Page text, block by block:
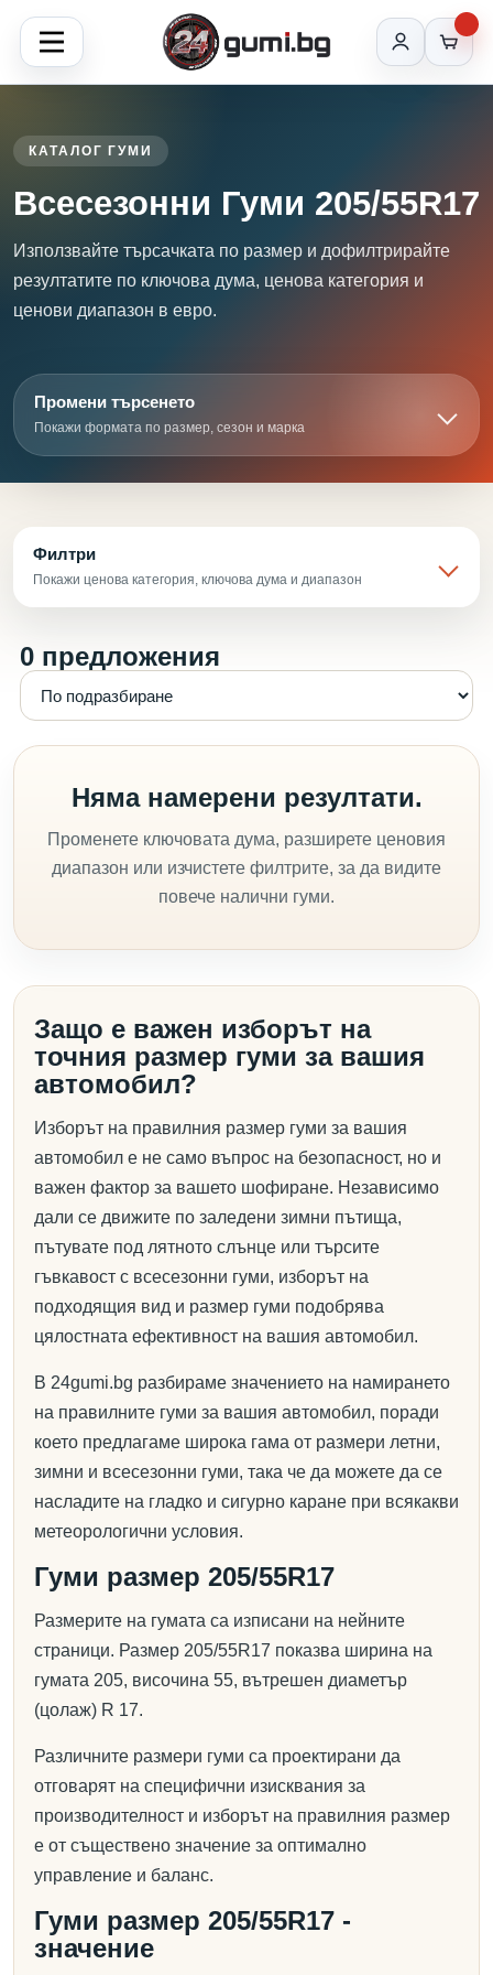
КАТАЛОГ ГУМИ
Всесезонни Гуми 205/55R17
Използвайте търсачката по размер и дофилтрирайте
резултатите по ключова дума, ценова категория и
ценови диапазон в евро.
Промени търсенето
Покажи формата по размер, сезон и марка
Филтри
Покажи ценова категория, ключова дума и диапазон
0 предложения
Няма намерени резултати.
Променете ключовата дума, разширете ценовия
диапазон или изчистете филтрите, за да видите
повече налични гуми.
Защо е важен изборът на
точния размер гуми за вашия
автомобил?
Изборът на правилния размер гуми за вашия
автомобил е не само въпрос на безопасност, но и
важен фактор за вашето шофиране. Независимо
дали се движите по заледени зимни пътища,
пътувате под лятното слънце или търсите
гъвкавост с всесезонни гуми, изборът на
подходящия вид и размер гуми подобрява
цялостната ефективност на вашия автомобил.
В 24gumi.bg разбираме значението на намирането
на правилните гуми за вашия автомобил, поради
което предлагаме широка гама от размери летни,
зимни и всесезонни гуми, така че да можете да се
насладите на гладко и сигурно каране при всякакви
метеорологични условия.
Гуми размер 205/55R17
Размерите на гумата са изписани на нейните
страници. Размер 205/55R17 показва ширина на
гумата 205, височина 55, вътрешен диаметър
(цолаж) R 17.
Различните размери гуми са проектирани да
отговарят на специфични изисквания за
производителност и изборът на правилния размер
е от съществено значение за оптимално
управление и баланс.
Гуми размер 205/55R17 -
значение